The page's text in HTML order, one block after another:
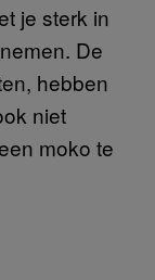
je sterk in
De
hebben
niet
moko te